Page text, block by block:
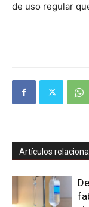
de uso regular
Artículos